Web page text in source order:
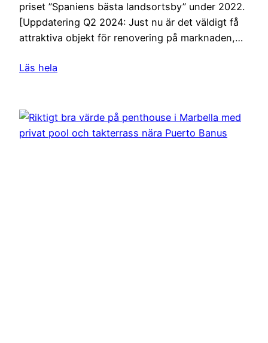
priset ”Spaniens bästa landsortsby” under 2022.
[Uppdatering Q2 2024: Just nu är det väldigt få
attraktiva objekt för renovering på marknaden,…
Läs hela